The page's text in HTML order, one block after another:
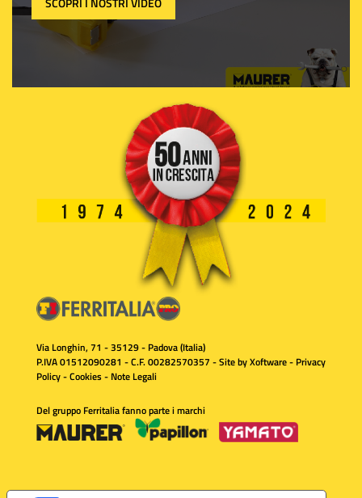
Via Longhin, 71 - 35129 - Padova (Italia)
P.IVA 01512090281 - C.F. 00282570357 - Site byXoftware- Privacy
Policy-Cookies- Note Legali
Del gruppo Ferritalia fanno parte i marchi